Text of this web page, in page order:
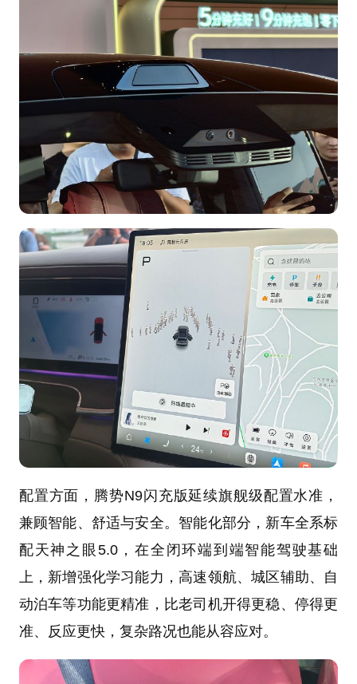
配置方面，腾势N9闪充版延续旗舰级配置水准，
兼顾智能、舒适与安全。智能化部分，新车全系标
配天神之眼5.0，在全闭环端到端智能驾驶基础
上，新增强化学习能力，高速领航、城区辅助、自
动泊车等功能更精准，比老司机开得更稳、停得更
准、反应更快，复杂路况也能从容应对。